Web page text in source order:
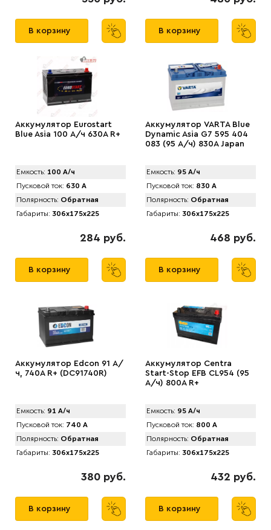
В корзину В корзину
Аккумулятор Eurostart
Blue Asia 100 А/ч 630A R+
Емкость: 100 А/ч
Пусковой ток: 630 А
Полярность: Обратная
Габариты: 306x175x225
284 руб.
В корзину
Аккумулятор VARTA Blue
Dynamic Asia G7 595 404
083 (95 А/ч) 830А Japan
Емкость: 95 А/ч
Пусковой ток: 830 А
Полярность: Обратная
Габариты: 306x175x225
468 руб.
В корзину
Аккумулятор Edcon 91 А/
ч, 740A R+ (DC91740R)
Емкость: 91 А/ч
Пусковой ток: 740 А
Полярность: Обратная
Габариты: 306x175x225
380 руб.
В корзину
Аккумулятор Centra
Start-Stop EFB CL954 (95
А/ч) 800A R+
Емкость: 95 А/ч
Пусковой ток: 800 А
Полярность: Обратная
Габариты: 306x175x225
432 руб.
В корзину